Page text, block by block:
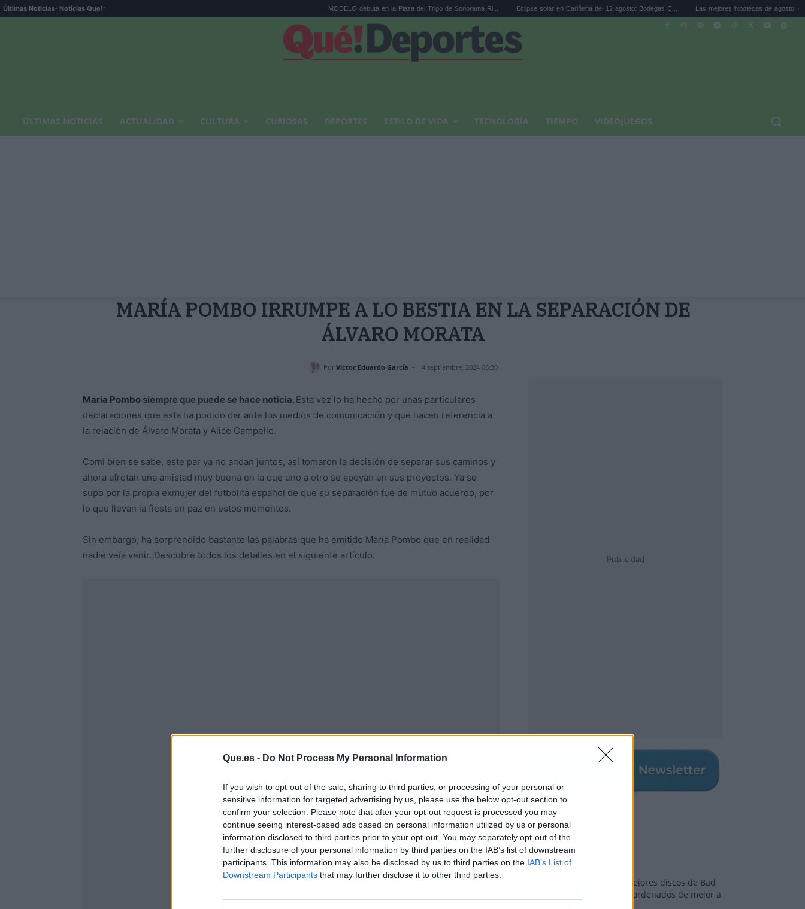
Que.es - Do Not Process My Personal Information
If you wish to opt-out of the sale, sharing to third parties, or processing of your personal or
sensitive information for targeted advertising by us, please use the below opt-out section to
confirm your selection. Please note that after your opt-out request is processed you may
continue seeing interest-based ads based on personal information utilized by us or personal
information disclosed to third parties prior to your opt-out. You may separately opt-out of the
further disclosure of your personal information by third parties on the IAB’s list of downstream
participants. This information may also be disclosed by us to third parties on the IAB’s List of
Downstream Participants that may further disclose it to other third parties.
Últimas Noticias- Noticias Que!: MODELO debuta en la Plaza del Trigo de Sonorama Ri... Eclipse solar en Cariñena del 12 agosto: Bodegas C... Las mejores hipotecas de agosto: el TAE más
ÚLTIMAS NOTICIAS ACTUALIDAD CULTURA CURIOSAS DEPORTES ESTILO DE VIDA TECNOLOGÍA TIEMPO VIDEOJUEGOS
MARÍA POMBO IRRUMPE A LO BESTIA EN LA SEPARACIÓN DE
ÁLVARO MORATA
Por Victor Eduardo García - 14 septiembre, 2024 06:30
María Pombo siempre que puede se hace noticia. Esta vez lo ha hecho por unas particulares
declaraciones que esta ha podido dar ante los medios de comunicación y que hacen referencia a
la relación de Álvaro Morata y Alice Campello.
Comi bien se sabe, este par ya no andan juntos, así tomaron la decisión de separar sus caminos y
ahora afrotan una amistad muy buena en la que uno a otro se apoyan en sus proyectos. Ya se
supo por la propia exmujer del futbolita español de que su separación fue de mutuo acuerdo, por
lo que llevan la fiesta en paz en estos momentos.
Sin embargo, ha sorprendido bastante las palabras que ha emitido María Pombo que en realidad
nadie veía venir. Descubre todos los detalles en el siguiente artículo.
Publicidad
Publicidad
Los más vistos
Los 7 mejores discos de Bad
Bunny, ordenados de mejor a